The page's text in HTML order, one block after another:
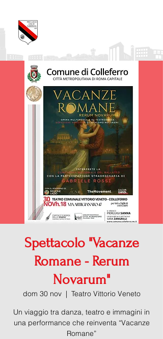
Spettacolo "Vacanze
Romane - Rerum
Novarum"
dom 30 nov
  |
Teatro Vittorio Veneto
Un viaggio tra danza, teatro e immagini in
una performance che reinventa “Vacanze
Romane”